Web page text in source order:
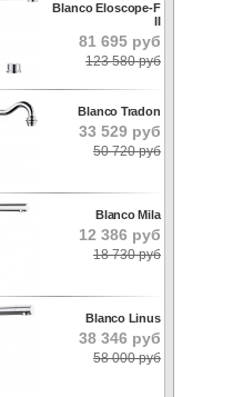
Blanco Eloscope-F
II
81 695 руб
123 580 руб
Blanco Tradon
33 529 руб
50 720 руб
Blanco Mila
12 386 руб
18 730 руб
Blanco Linus
38 346 руб
58 000 руб